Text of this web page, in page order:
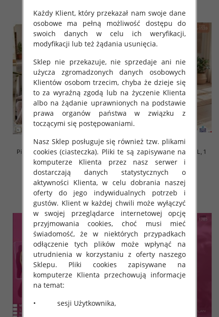
Piżama damska Roz L-4XL, Mix
kolor Paczka 10 szt
18.00 zł
szczegóły
Piżama damska Roz M-2XL, 1
kolor Paczka 12 szt
20.00 zł
szczegóły
Każdy Klient, który przekazał nam swoje dane
osobowe ma pełną możliwość dostępu do
swoich danych w celu ich weryfikacji,
modyfikacji lub też żądania usunięcia.
Sklep nie przekazuje, nie sprzedaje ani nie
użycza zgromadzonych danych osobowych
Klientów osobom trzecim, chyba że dzieje się
to za wyraźną zgodą lub na życzenie Klienta
albo na żądanie uprawnionych na podstawie
prawa organów państwa w związku z
toczącymi się postępowaniami.
Nasz Sklep posługuje się również tzw. plikami
cookies (ciasteczka). Pliki te są zapisywane na
komputerze Klienta przez nasz serwer i
dostarczają danych statystycznych o
aktywności Klienta, w celu dobrania naszej
oferty do jego indywidualnych potrzeb i
gustów. Klient w każdej chwili może wyłączyć
w swojej przeglądarce internetowej opcję
przyjmowania cookies, choć musi mieć
świadomość, że w niektórych przypadkach
odłączenie tych plików może wpłynąć na
utrudnienia w korzystaniu z oferty naszego
Sklepu. Pliki cookies zapisywane na
komputerze Klienta przechowują informacje
na temat:
• sesji Użytkownika,